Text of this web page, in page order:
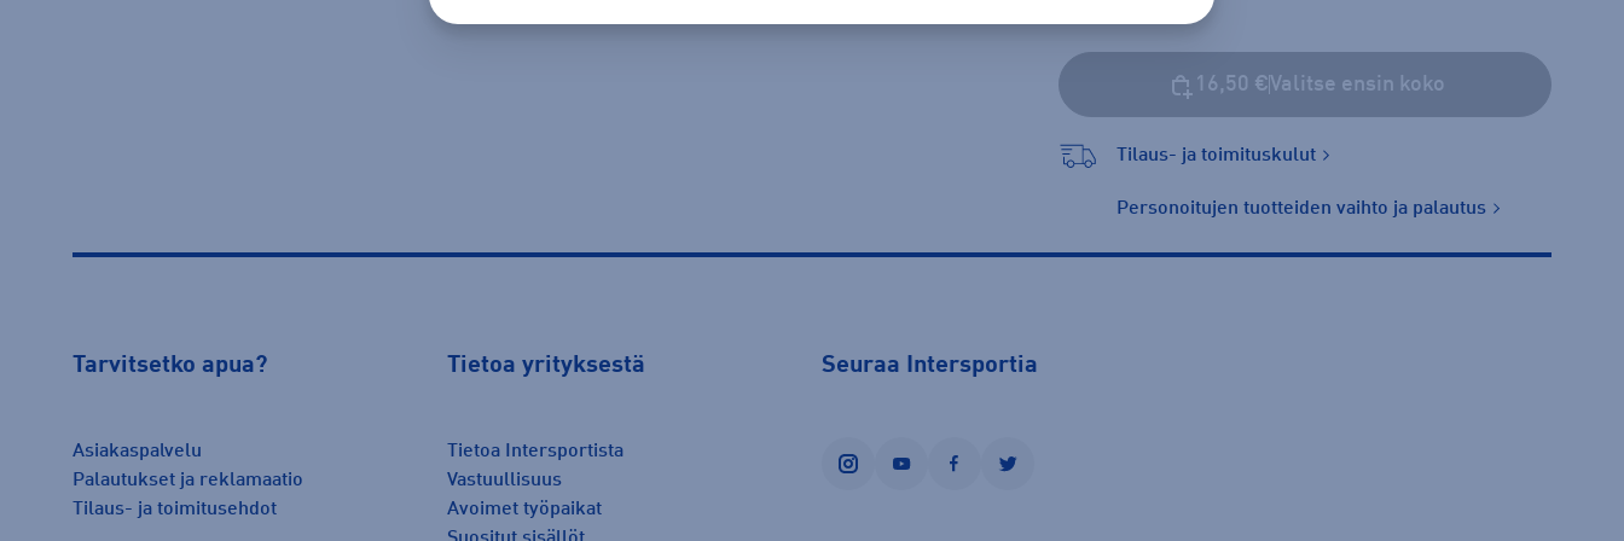
16,50 €Valitse ensin koko
Tilaus- ja toimituskulut
Personoitujen tuotteiden vaihto ja palautus
Tarvitsetko apua?
Asiakaspalvelu
Palautukset ja reklamaatio
Tilaus- ja toimitusehdot
Tietoa yrityksestä
Tietoa Intersportista
Vastuullisuus
Avoimet työpaikat
Seuraa Intersportia
instagramyoutubefacebooktwitter